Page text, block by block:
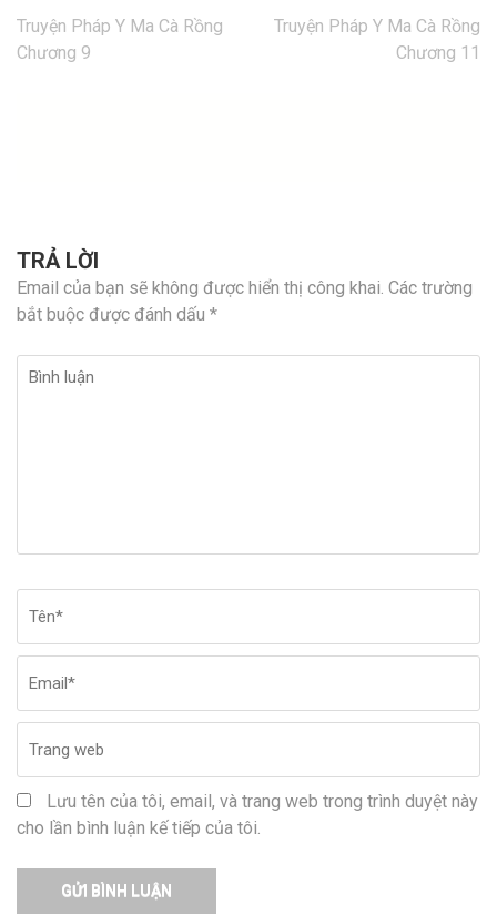
Điều
hướng
Truyện Pháp Y Ma Cà Rồng
Chương 9
Truyện Pháp Y Ma Cà Rồng
Chương 11
TRẢ LỜI
Email của bạn sẽ không được hiển thị công khai. Các trường
bắt buộc được đánh dấu *
Bình
Lưu tên của tôi, email, và trang web trong trình duyệt này
cho lần bình luận kế tiếp của tôi.